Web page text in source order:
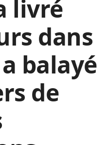
livré
dans
balayé
de